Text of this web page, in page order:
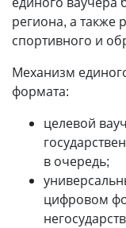
региона, а также
спортивного и
Механизм
формата:
целевой
в очередь;
цифровом